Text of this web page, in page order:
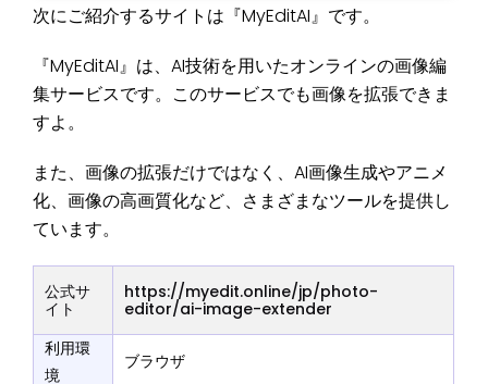
次にご紹介するサイトは『MyEditAI』です。
『MyEditAI』は、AI技術を用いたオンラインの画像編
集サービスです。このサービスでも画像を拡張できま
すよ。
また、画像の拡張だけではなく、AI画像生成やアニメ
化、画像の高画質化など、さまざまなツールを提供し
ています。
公式サ
イト
https://myedit.online/jp/photo-
editor/ai-image-extender
利用環
境
ブラウザ